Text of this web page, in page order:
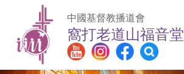
移至主內容
中國基督教播道會
窩打老道山福音堂